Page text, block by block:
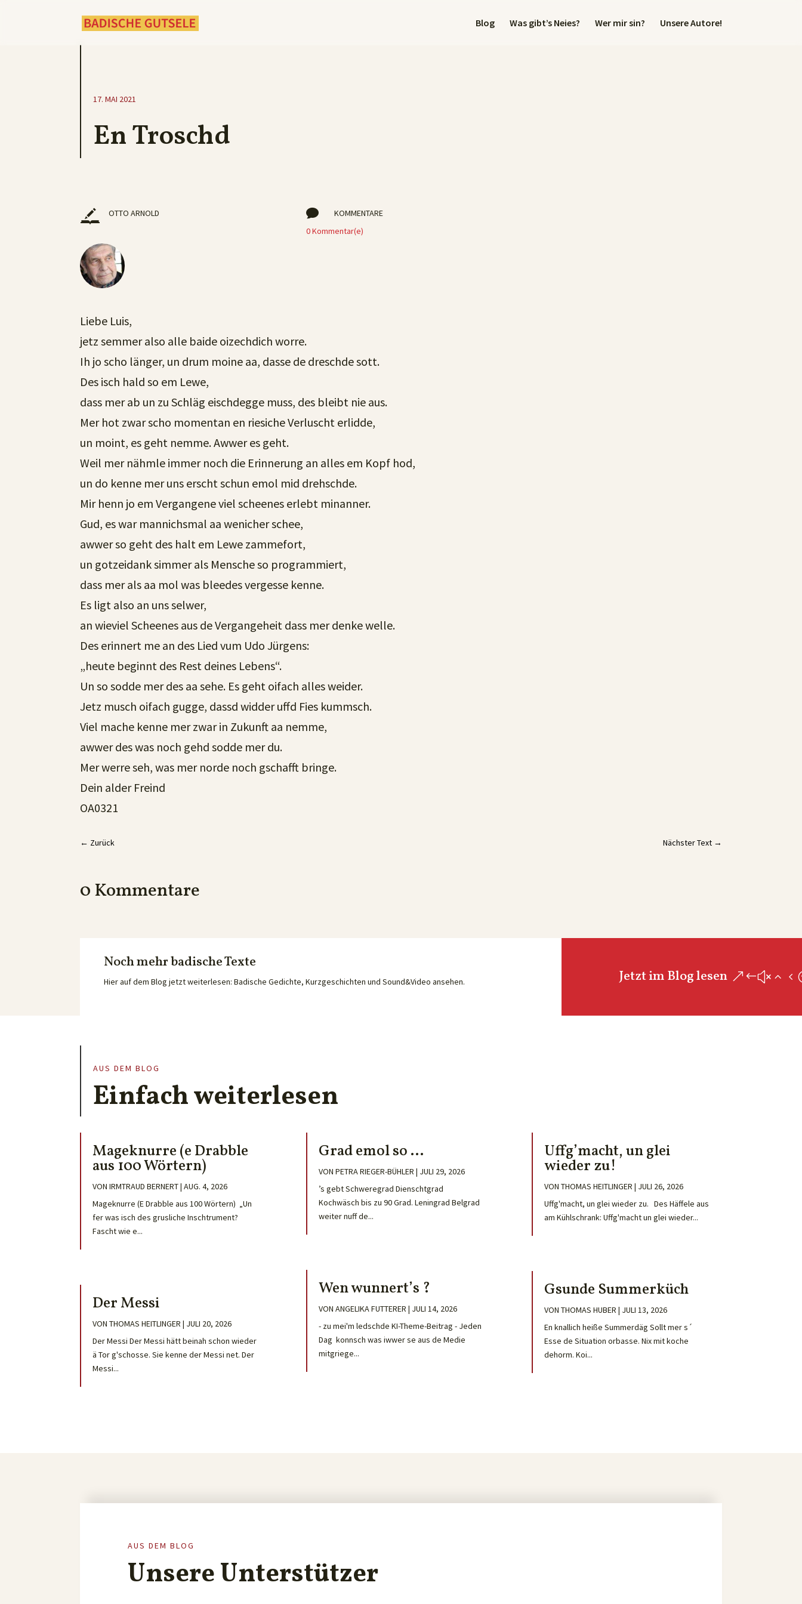
Blog Was gibt’s Neies? Wer mir sin? Unsere Autore!
17. MAI 2021
En Troschd
OTTO ARNOLD 
KOMMENTARE
0 Kommentar(e)
Liebe Luis,
jetz semmer also alle baide oizechdich worre.
Ih jo scho länger, un drum moine aa, dasse de dreschde sott.
Des isch hald so em Lewe,
dass mer ab un zu Schläg eischdegge muss, des bleibt nie aus.
Mer hot zwar scho momentan en riesiche Verluscht erlidde,
un moint, es geht nemme. Awwer es geht.
Weil mer nähmle immer noch die Erinnerung an alles em Kopf hod,
un do kenne mer uns erscht schun emol mid drehschde.
Mir henn jo em Vergangene viel scheenes erlebt minanner.
Gud, es war mannichsmal aa wenicher schee,
awwer so geht des halt em Lewe zammefort,
un gotzeidank simmer als Mensche so programmiert,
dass mer als aa mol was bleedes vergesse kenne.
Es ligt also an uns selwer,
an wieviel Scheenes aus de Vergangeheit dass mer denke welle.
Des erinnert me an des Lied vum Udo Jürgens:
„heute beginnt des Rest deines Lebens“.
Un so sodde mer des aa sehe. Es geht oifach alles weider.
Jetz musch oifach gugge, dassd widder uffd Fies kummsch.
Viel mache kenne mer zwar in Zukunft aa nemme,
awwer des was noch gehd sodde mer du.
Mer werre seh, was mer norde noch gschafft bringe.
Dein alder Freind
OA0321
← Zurück Nächster Text→
0 Kommentare
Noch mehr badische Texte
Hier auf dem Blog jetzt weiterlesen: Badische Gedichte, Kurzgeschichten und Sound&Video ansehen. Jetzt im Blog lesen
AUS DEM BLOG
Einfach weiterlesen
Mageknurre (e Drabble
aus 100 Wörtern)
VONIRMTRAUD BERNERT|AUG. 4, 2026
Mageknurre (E Drabble aus 100 Wörtern) „Un
fer was isch des grusliche Inschtrument?
Fascht wie e...
Der Messi
VONTHOMAS HEITLINGER | JULI 20, 2026
Der Messi Der Messi hätt beinah schon wieder
ä Tor g'schosse. Sie kenne der Messi net. Der
Messi...
Grad emol so …
VON PETRA RIEGER-BÜHLER | JULI 29, 2026
’s gebt Schweregrad Dienschtgrad
Kochwäsch bis zu 90 Grad. Leningrad Belgrad
weiter nuff de...
Wen wunnert’s ?
VON ANGELIKA FUTTERER | JULI 14, 2026
- zu mei'm ledschde KI-Theme-Beitrag - Jeden
Dag konnsch was iwwer se aus de Medie
mitgriege...
Uffg’macht, un glei
wieder zu!
VON THOMAS HEITLINGER | JULI 26, 2026
Uffg'macht, un glei wieder zu. Des Häffele aus
am Kühlschrank: Uffg'macht un glei wieder...
Gsunde Summerküch
VON THOMAS HUBER | JULI 13, 2026
En knallich heiße Summerdäg Sollt mer s´
Esse de Situation orbasse. Nix mit koche
dehorm. Koi...
AUS DEM BLOG
Unsere Unterstützer